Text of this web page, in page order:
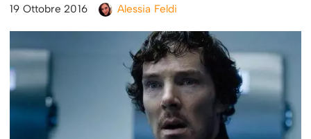
19 Ottobre 2016 Alessia Feldi